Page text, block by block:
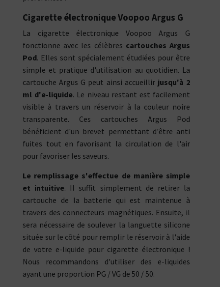
Cigarette électronique Voopoo Argus G
La cigarette électronique Voopoo Argus G
fonctionne avec les célèbres cartouches Argus
Pod. Elles sont spécialement étudiées pour être
simple et pratique d'utilisation au quotidien. La
cartouche Argus G peut ainsi accueillir jusqu'à 2
ml d'e-liquide. Le niveau restant est facilement
visible à travers un réservoir à la couleur noire
transparente. Ces cartouches Argus Pod
bénéficient d'un brevet permettant d'être anti
fuites tout en favorisant la circulation de l'air
pour favoriser les saveurs.
Le remplissage s'effectue de manière simple
et intuitive. Il suffit simplement de retirer la
cartouche de la batterie qui est maintenue à
travers des connecteurs magnétiques. Ensuite, il
sera nécessaire de soulever la languette silicone
située sur le côté pour remplir le réservoir à l'aide
de votre e-liquide pour cigarette électronique !
Nous recommandons d'utiliser des e-liquides
ayant une proportion PG / VG de 50 / 50.